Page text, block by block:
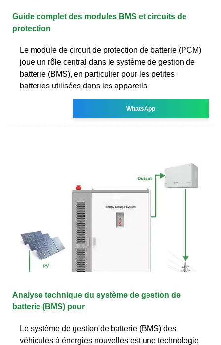
Guide complet des modules BMS et circuits de
protection
Le module de circuit de protection de batterie (PCM)
joue un rôle central dans le système de gestion de
batterie (BMS), en particulier pour les petites
batteries utilisées dans les appareils
WhatsApp
Analyse technique du système de gestion de
batterie (BMS) pour
Le système de gestion de batterie (BMS) des
véhicules à énergies nouvelles est une technologie